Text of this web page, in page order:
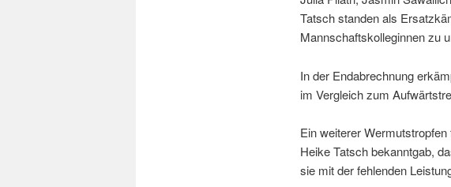
Tatsch standen als
Mannschaftskolleginnen zu
In der Endabrechnung
im Vergleich zum
Ein weiterer
Heike Tatsch bekanntgab,
sie mit der fehlenden